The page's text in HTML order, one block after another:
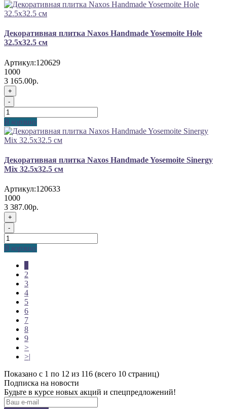
Декоративная плитка Naxos Handmade Yosemoite Hole
32.5x32.5 см
Артикул:120629
1000
3 165.00р.
+
-
В корзину
Декоративная плитка Naxos Handmade Yosemoite Sinergy
Mix 32.5x32.5 см
Артикул:120633
1000
3 387.00р.
+
-
В корзину
2
3
4
5
6
7
8
9
>
>|
Показано с 1 по 12 из 116 (всего 10 страниц)
Подписка на новости
Будьте в курсе новых акций и спецпредложений!